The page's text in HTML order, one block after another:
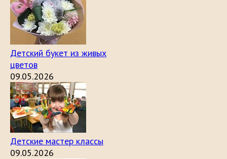
Детский букет из живых
цветов
09.05.2026
Детские мастер классы
09.05.2026